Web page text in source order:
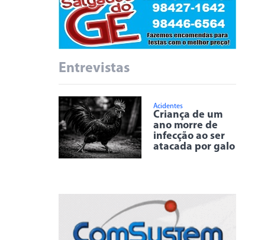
Entrevistas
Acidentes
Criança de um
ano morre de
infecção ao ser
atacada por galo